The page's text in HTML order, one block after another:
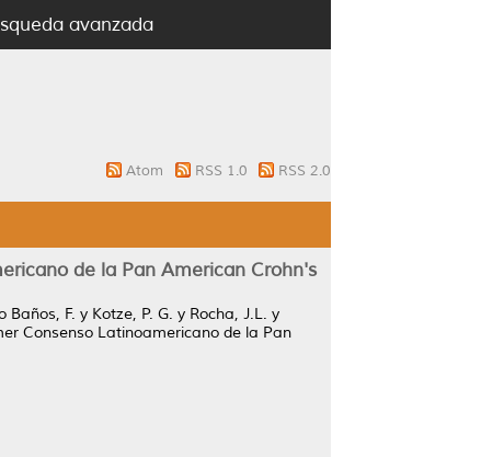
avanzada
Atom RSS 1.0 RSS 2.0
de la Pan American Crohn's
Baños, F. y Kotze, P. G. y Rocha, J.L. y
Consenso Latinoamericano de la Pan